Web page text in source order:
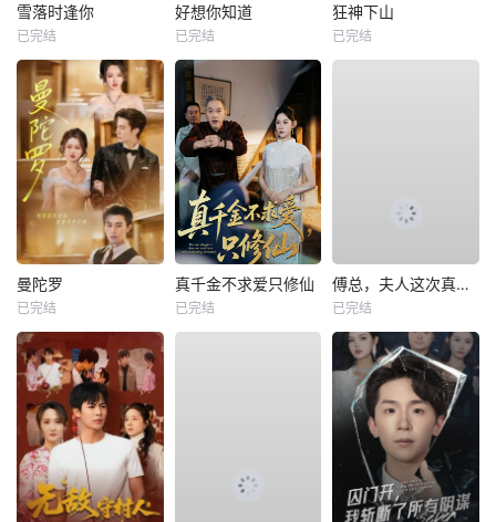
雪落时逢你
已完结
好想你知道
已完结
狂神下山
已完结
曼陀罗
已完结
真千金不求爱只修仙
已完结
傅总，夫人这次真的死了
已完结